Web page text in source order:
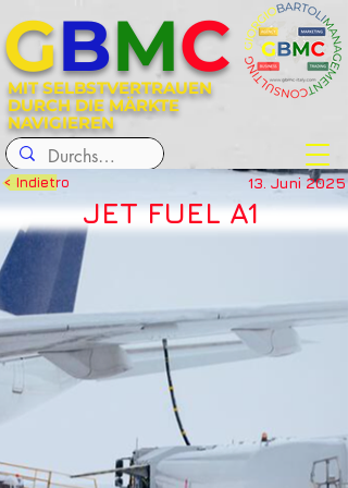
MIT SELBSTVERTRAUEN
DURCH DIE MÄRKTE
NAVIGIEREN
GBMC
< Indietro 13. Juni 2025
JET FUEL A1